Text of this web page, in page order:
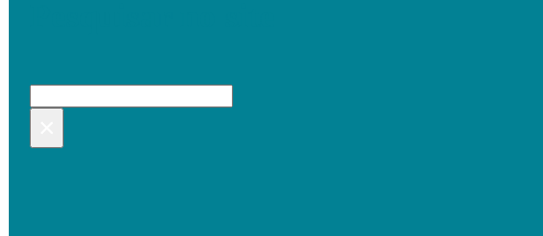
Pesquisar